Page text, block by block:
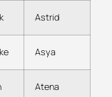
Astrid
Asya
Atena